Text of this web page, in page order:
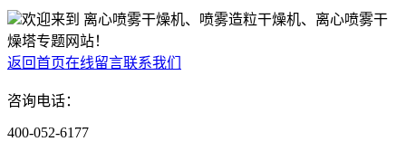
欢迎来到 离心喷雾干燥机、喷雾造粒干燥机、离心喷雾干
燥塔专题网站！
返回首页在线留言联系我们
咨询电话：
400-052-6177